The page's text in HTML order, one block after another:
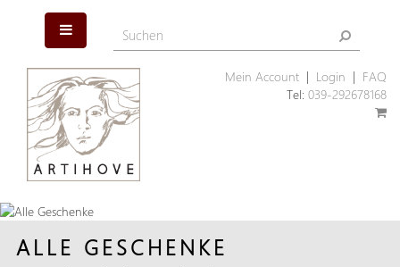
Mein Account| Login
FAQ
Tel: 039-292678168
ALLE GESCHENKE